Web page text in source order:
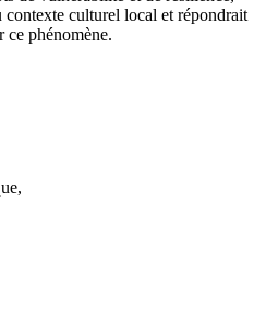
contexte culturel local et répondrait
ce phénomène.